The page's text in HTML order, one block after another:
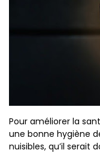
Pour améliorer la
une bonne hygiène
nuisibles, qu’il serait